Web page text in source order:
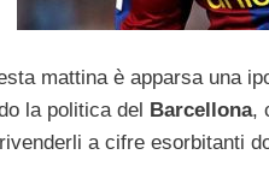
mattina è apparsa una
la politica del Barcellona,
a cifre esorbitanti